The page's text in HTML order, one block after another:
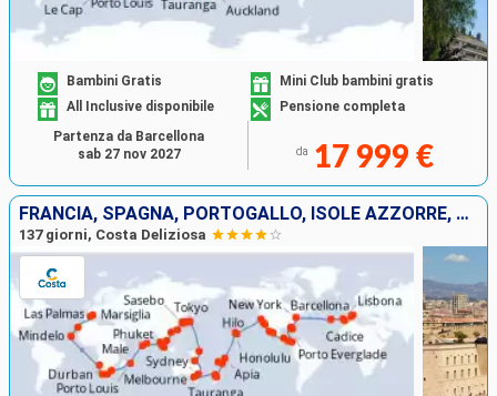
Bambini Gratis
Mini Club bambini gratis
All Inclusive disponibile
Pensione completa
da 17 999 €
Partenza da Barcellona
sab 27 nov 2027
FRANCIA, SPAGNA, PORTOGALLO, ISOLE AZZORRE, STATI UNITI, FLORIDA (USA), PANAMA, MESSICO, STATI UNITI, HAWAI, NUOVA ZELANDA, AUSTRALIA, GIAPPONE, MALESIA, SUD AFRICA
137 giorni, Costa Deliziosa